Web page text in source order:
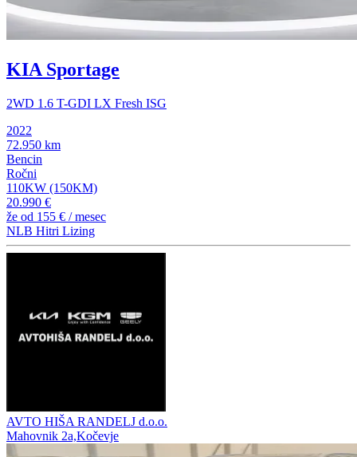
KIA Sportage
2WD 1.6 T-GDI LX Fresh ISG
2022
72.950 km
Bencin
Ročni
110KW (150KM)
20.990 €
že od 155 € / mesec
NLB Hitri Lizing
AVTO HIŠA RANDELJ d.o.o.
Mahovnik 2a,Kočevje